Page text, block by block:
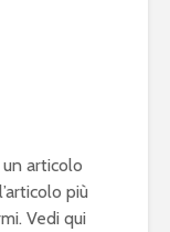
articolo
più
Vedi qui